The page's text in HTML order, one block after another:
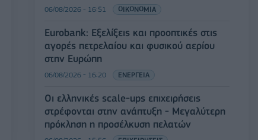
06/08/2026 - 16:51 ΟΙΚΟΝΟΜΙΑ
Eurobank: Εξελίξεις και προοπτικές στις
αγορές πετρελαίου και φυσικού αερίου
στην Ευρώπη
06/08/2026 - 16:20 ΕΝΕΡΓΕΙΑ
Οι ελληνικές scale-ups επιχειρήσεις
στρέφονται στην ανάπτυξη - Μεγαλύτερη
πρόκληση η προσέλκυση πελατών